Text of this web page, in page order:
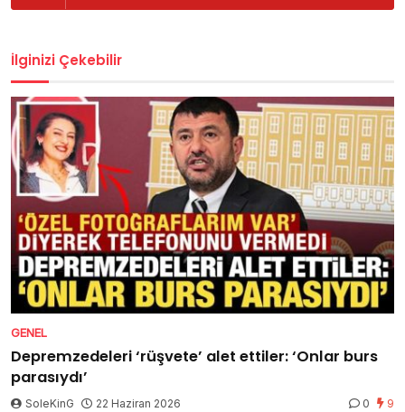
İlginizi Çekebilir
GENEL
Depremzedeleri ‘rüşvete’ alet ettiler: ‘Onlar burs
parasıydı’
SoleKinG 22 Haziran 2026 0 9